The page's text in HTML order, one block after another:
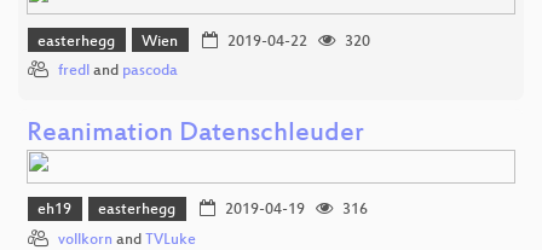
easterhegg Wien 2019-04-22
320
fredl and pascoda
Reanimation Datenschleuder
eh19 easterhegg 2019-04-19
316
vollkorn and TVLuke